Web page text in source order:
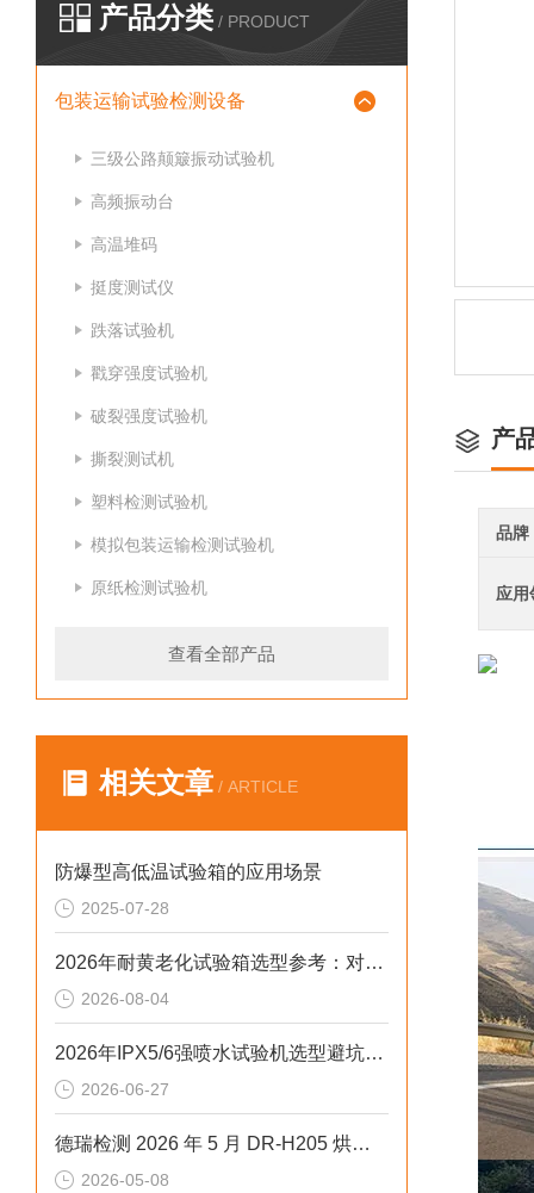
产品分类 / PRODUCT
包装运输试验检测设备
三级公路颠簸振动试验机
高频振动台
高温堆码
挺度测试仪
跌落试验机
戳穿强度试验机
破裂强度试验机
撕裂测试机
塑料检测试验机
模拟包装运输检测试验机
原纸检测试验机
查看全部产品
相关文章 / ARTICLE
防爆型高低温试验箱的应用场景
2025-07-28
2026年耐黄老化试验箱选型参考：对标新标准与数据合规
2026-08-04
2026年IPX5/6强喷水试验机选型避坑：步进低配隐患解析
2026-06-27
德瑞检测 2026 年 5 月 DR-H205 烘箱：超温报警 + 过载保护的工业级方案
2026-05-08
产
品牌
应用